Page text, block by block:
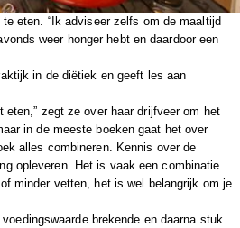
eten. “Ik adviseer zelfs om de maaltijd
weer honger hebt en daardoor een
in de diëtiek en geeft les aan
zegt ze over haar drijfveer om het
in de meeste boeken gaat het over
alles combineren. Kennis over de
opleveren. Het is vaak een combinatie
minder vetten, het is wel belangrijk om je
brekende en daarna stuk